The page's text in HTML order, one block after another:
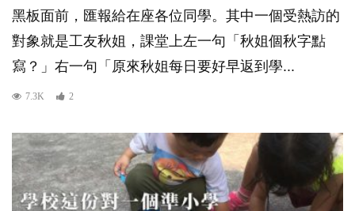
黑板面前，匯報給在座各位同學。其中一個受熱訪的
對象就是工友秋姐，課堂上左一句「秋姐個秋字點
寫？」右一句「原來秋姐每日要好早返到學...
7.3K 2